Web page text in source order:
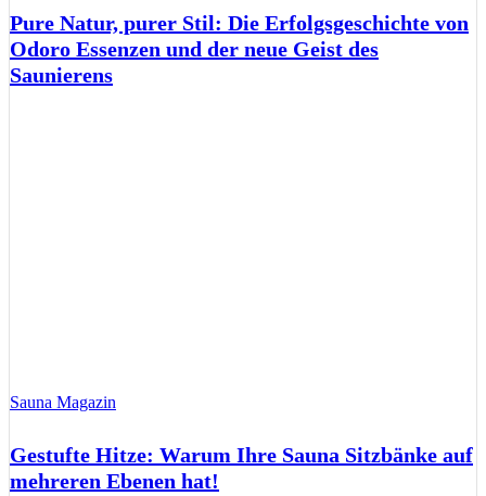
Pure Natur, purer Stil: Die Erfolgsgeschichte von
Odoro Essenzen und der neue Geist des
Saunierens
Sauna Magazin
Gestufte Hitze: Warum Ihre Sauna Sitzbänke auf
mehreren Ebenen hat!